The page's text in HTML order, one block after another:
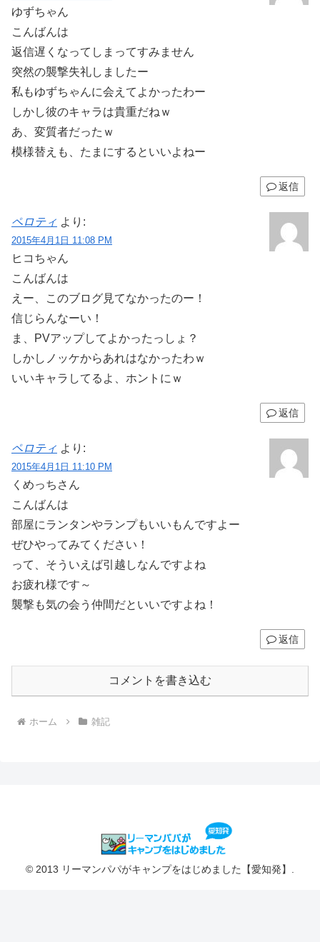
ゆずちゃん
こんばんは
返信遅くなってしまってすみません
突然の襲撃失礼しましたー
私もゆずちゃんに会えてよかったわー
しかし彼のキャラは貴重だねｗ
あ、変質者だったｗ
模様替えも、たまにするといいよねー
返信
ペロティ より:
2015年4月1日 11:08 PM
ヒコちゃん
こんばんは
えー、このブログ見てなかったのー！
信じらんなーい！
ま、PVアップしてよかったっしょ？
しかしノッケからあれはなかったわｗ
いいキャラしてるよ、ホントにｗ
返信
ペロティ より:
2015年4月1日 11:10 PM
くめっちさん
こんばんは
部屋にランタンやランプもいいもんですよー
ぜひやってみてください！
って、そういえば引越しなんですよね
お疲れ様です～
襲撃も気の会う仲間だといいですよね！
返信
コメントを書き込む
ホーム 雑記
© 2013 リーマンパパがキャンプをはじめました【愛知発】.